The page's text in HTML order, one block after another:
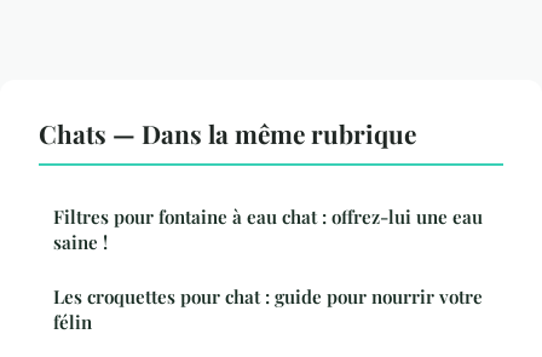
Chats — Dans la même rubrique
Filtres pour fontaine à eau chat : offrez-lui une eau
saine !
Les croquettes pour chat : guide pour nourrir votre
félin